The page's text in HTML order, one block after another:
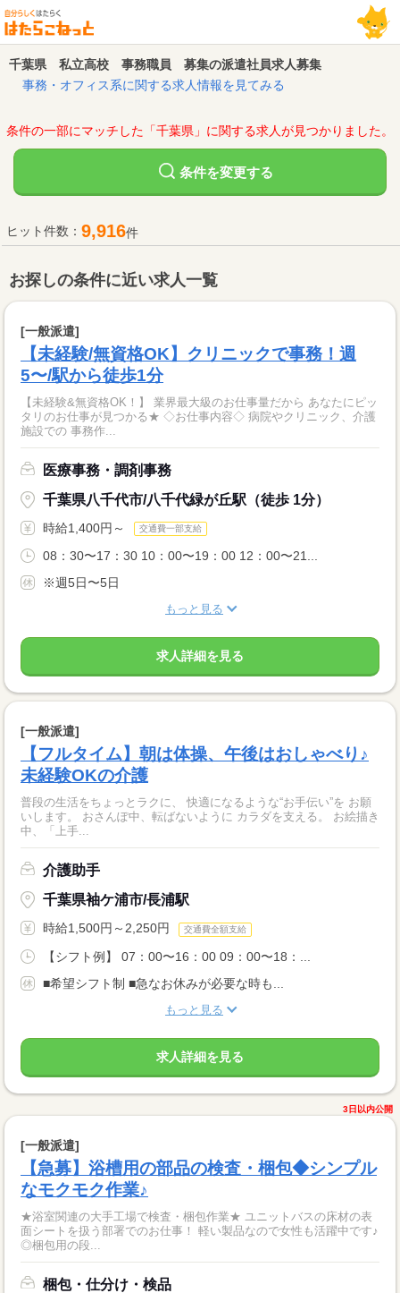
千葉県 私立高校 事務職員 募集の派遣社員求人募集
事務・オフィス系に関する求人情報を見てみる
条件の一部にマッチした「千葉県」に関する求人が見つかりました。
条件を変更する
ヒット件数： 9,916件
お探しの条件に近い求人一覧
[一般派遣]
【未経験/無資格OK】クリニックで事務！週
5〜/駅から徒歩1分
【未経験&無資格OK！】 業界最大級のお仕事量だから あなたにピッ
タリのお仕事が見つかる★ ◇お仕事内容◇ 病院やクリニック、介護
施設での 事務作...
医療事務・調剤事務
千葉県八千代市/八千代緑が丘駅（徒歩 1分）
時給1,400円～ 交通費一部支給
08：30〜17：30 10：00〜19：00 12：00〜21...
※週5日〜5日
もっと見る
求人詳細を見る
[一般派遣]
【フルタイム】朝は体操、午後はおしゃべり♪
未経験OKの介護
普段の生活をちょっとラクに、 快適になるような“お手伝い”を お願
いします。 おさんぽ中、転ばないように カラダを支える。 お絵描き
中、「上手...
介護助手
千葉県袖ケ浦市/長浦駅
時給1,500円～2,250円 交通費全額支給
【シフト例】 07：00〜16：00 09：00〜18：...
■希望シフト制 ■急なお休みが必要な時も...
もっと見る
求人詳細を見る
3日以内公開
[一般派遣]
【急募】浴槽用の部品の検査・梱包◆シンプル
なモクモク作業♪
★浴室関連の大手工場で検査・梱包作業★ ユニットバスの床材の表
面シートを扱う部署でのお仕事！ 軽い製品なので女性も活躍中です♪
◎梱包用の段...
梱包・仕分け・検品